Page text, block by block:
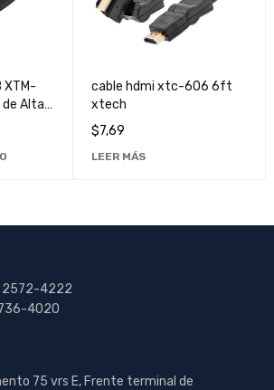
XTM-
de Alta
cable hdmi xtc-606 6ft
xtech
$7,69
LEER MÁS
2572-4222
4020
75 vrs E, Frente terminal de